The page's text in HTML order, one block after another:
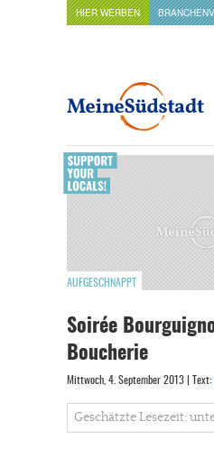
HIER WERBEN
AUFGESCHNAPPT
Soirée
Boucherie
Mittwoch, 4. September 2013 | Text:
Geschätzte Lesezeit: